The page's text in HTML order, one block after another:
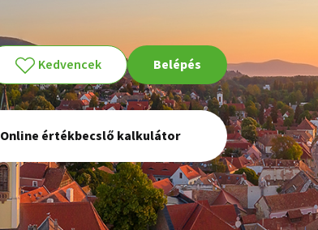
Kedvencek Belépés
Online értékbecslő kalkulátor